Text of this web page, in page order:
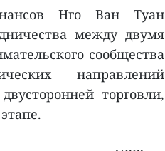
Нго Ван Туан
между двумя
сообщества
направлений
торговли,